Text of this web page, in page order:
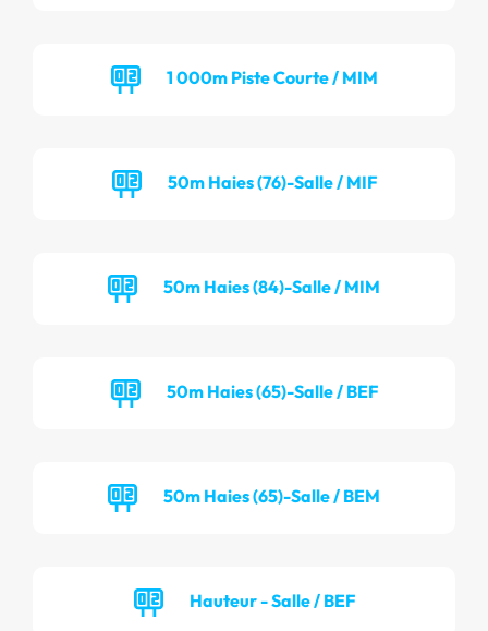
1 000m Piste Courte / MIM
50m Haies (76)-Salle / MIF
50m Haies (84)-Salle / MIM
50m Haies (65)-Salle / BEF
50m Haies (65)-Salle / BEM
Hauteur - Salle / BEF